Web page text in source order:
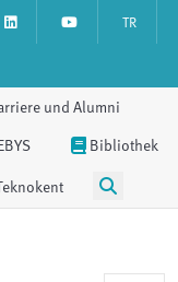
TR
und Alumni
Bibliothek